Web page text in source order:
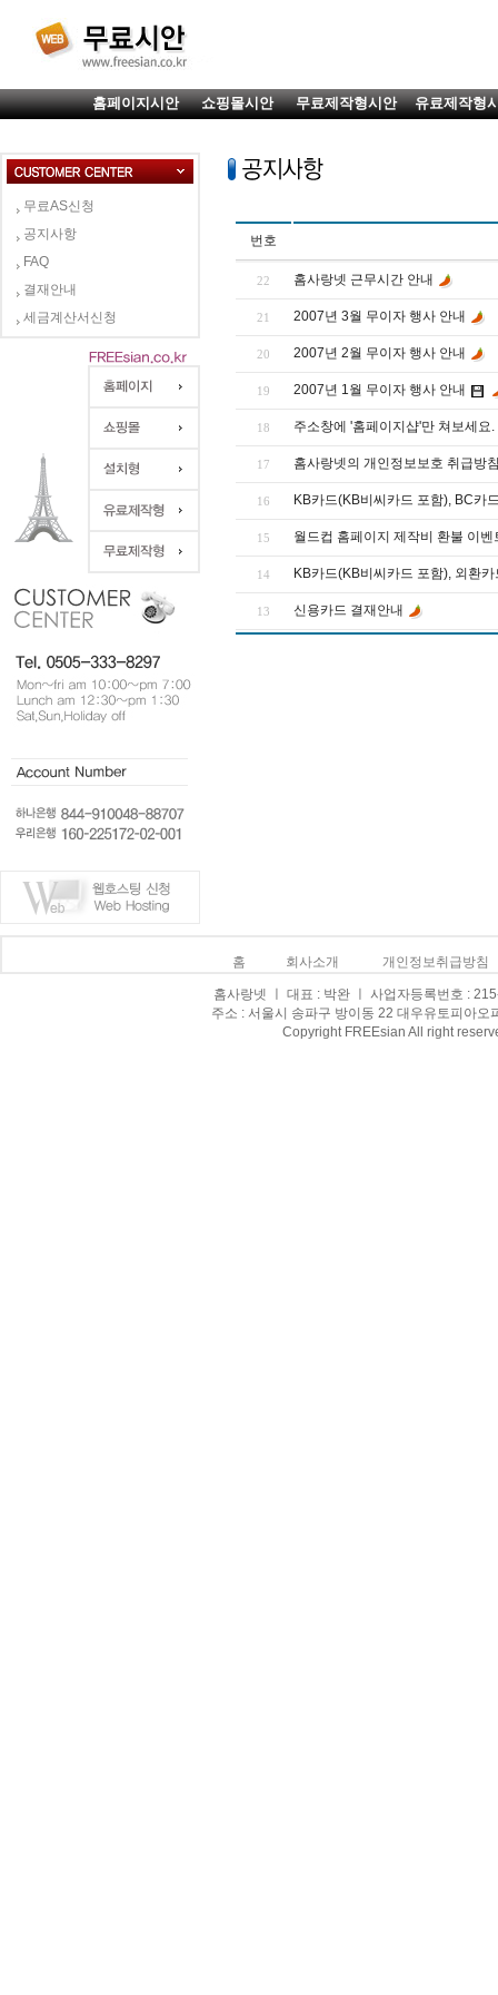
홈페이지시안 쇼핑몰시안 무료제작형시안 유료제작형
무료AS신청
공지사항
FAQ
결재안내
세금계산서신청
번호
22 홈사랑넷 근무시간 안내
21 2007년 3월 무이자 행사 안내
20 2007년 2월 무이자 행사 안내
19 2007년 1월 무이자 행사 안내
18 주소창에 '홈페이지샵'만 쳐보세요.
17 홈사랑넷의 개인정보보호 취급방
16 KB카드(KB비씨카드 포함), BC카
15 월드컵 홈페이지 제작비 환불 이벤
14 KB카드(KB비씨카드 포함), 외환
13 신용카드 결재안내
홈 회사소개 개인정보취급방침
홈사랑넷 ㅣ 대표 : 박완 ㅣ 사업자등록번호 :
주소 : 서울시 송파구 방이동 22 대우유토피아
Copyright FREEsian All right